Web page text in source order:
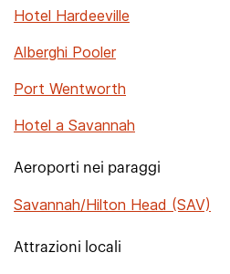
Hotel Hardeeville
Alberghi Pooler
Port Wentworth
Hotel a Savannah
Aeroporti nei paraggi
Savannah/Hilton Head (SAV)
Attrazioni locali